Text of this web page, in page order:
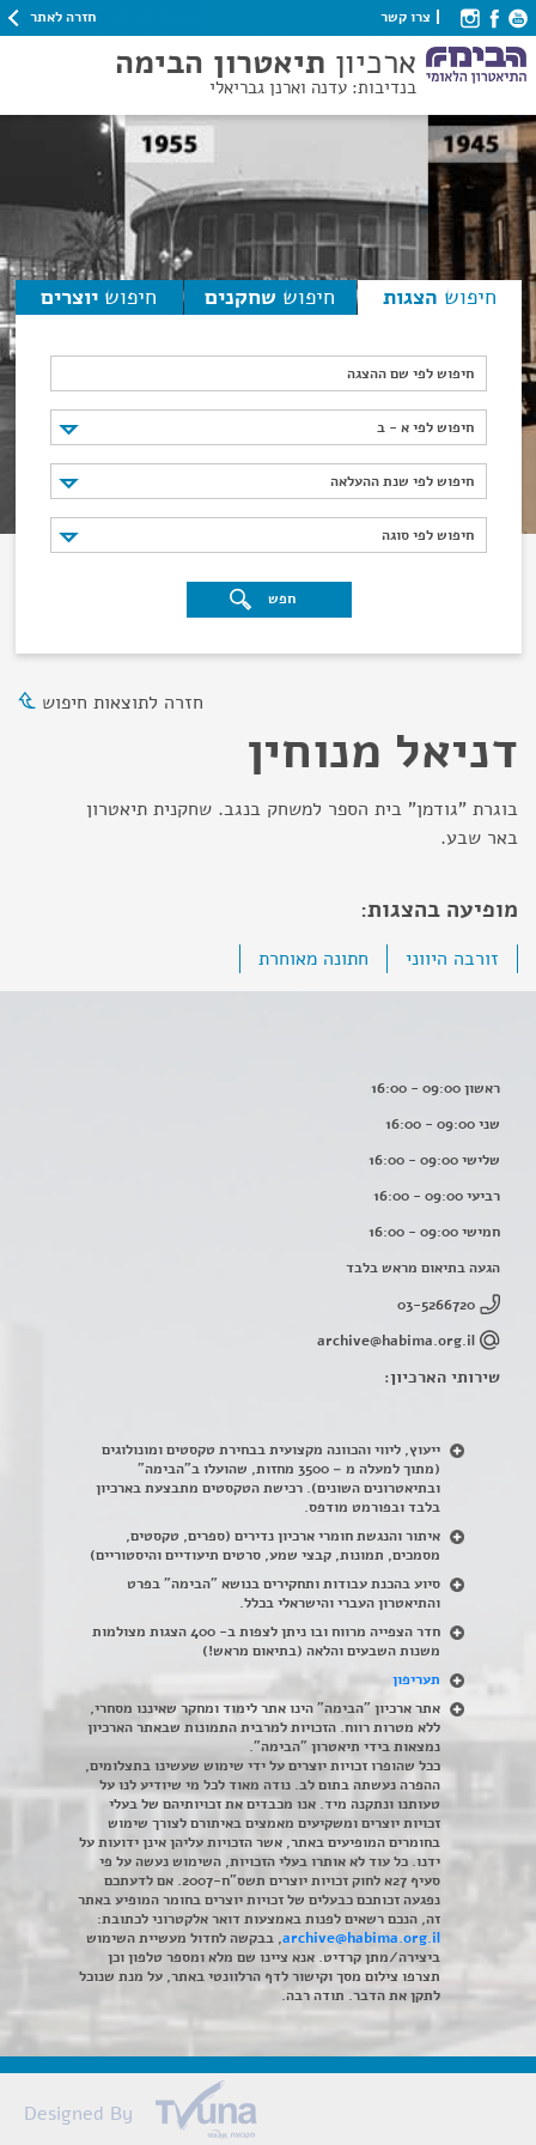
צרו קשר חזרה לאתר
ארכיון תיאטרון הבימה
בנדיבות: עדנה וארנן גבריאלי
חיפוש הצגות חיפוש שחקנים חיפוש יוצרים
חיפוש לפי שם ההצגה
חיפוש לפי א - ב
חיפוש לפי א - ב
חיפוש לפי שנת ההעלאה
חיפוש לפי שנת ההעלאה
חיפוש לפי סוגה
חיפוש לפי סוגה
חפש
חזרה לתוצאות חיפוש
דניאל מנוחין
בוגרת "גודמן" בית הספר למשחק בנגב. שחקנית תיאטרון
באר שבע.
מופיעה בהצגות:
זורבה היווני חתונה מאוחרת
ראשון 09:00 - 16:00
שני 09:00 - 16:00
שלישי 09:00 - 16:00
רביעי 09:00 - 16:00
חמישי 09:00 - 16:00
הגעה בתיאום מראש בלבד
03-5266720
archive@habima.org.il
שירותי הארכיון:
ייעוץ, ליווי והכוונה מקצועית בבחירת טקסטים ומונולוגים
(מתוך למעלה מ – 3500 מחזות, שהועלו ב"הבימה"
ובתיאטרונים השונים). רכישת הטקסטים מתבצעת בארכיון
בלבד ובפורמט מודפס.
איתור והנגשת חומרי ארכיון נדירים (ספרים, טקסטים,
מסמכים, תמונות, קבצי שמע, סרטים תיעודיים והיסטוריים)
סיוע בהכנת עבודות ותחקירים בנושא "הבימה" בפרט
והתיאטרון העברי והישראלי בכלל.
חדר הצפייה מרווח ובו ניתן לצפות ב- 400 הצגות מצולמות
משנות השבעים והלאה (בתיאום מראש!)
תעריפון
אתר ארכיון "הבימה" הינו אתר לימוד ומחקר שאיננו מסחרי,
ללא מטרות רווח. הזכויות למרבית התמונות שבאתר הארכיון
נמצאות בידי תיאטרון "הבימה".
ככל שהופרו זכויות יוצרים על ידי שימוש שעשינו בתצלומים,
ההפרה נעשתה בתום לב. נודה מאוד לכל מי שיודיע לנו על
טעותנו ונתקנה מיד. אנו מכבדים את זכויותיהם של בעלי
זכויות יוצרים ומשקיעים מאמצים באיתורם לצורך שימוש
בחומרים המופיעים באתר, אשר הזכויות עליהן אינן ידועות על
ידנו. כל עוד לא אותרו בעלי הזכויות, השימוש נעשה על פי
סעיף 27א לחוק זכויות יוצרים תשס"ח-2007. אם לדעתכם
נפגעה זכותכם כבעלים של זכויות יוצרים בחומר המופיע באתר
זה, הנכם רשאים לפנות באמצעות דואר אלקטרוני לכתובת:
archive@habima.org.il, בבקשה לחדול מעשיית השימוש
ביצירה/מתן קרדיט. אנא ציינו שם מלא ומספר טלפון וכן
תצרפו צילום מסך וקישור לדף הרלוונטי באתר, על מנת שנוכל
לתקן את הדבר. תודה רבה.
Designed By